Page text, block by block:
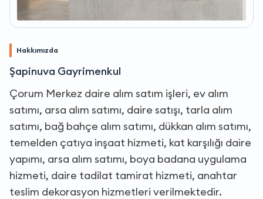
Hakkımızda
Şapinuva Gayrimenkul
Çorum Merkez daire alım satım işleri, ev alım
satımı, arsa alım satımı, daire satışı, tarla alım
satımı, bağ bahçe alım satımı, dükkan alım satımı,
temelden çatıya inşaat hizmeti, kat karşılığı daire
yapımı, arsa alım satımı, boya badana uygulama
hizmeti, daire tadilat tamirat hizmeti, anahtar
teslim dekorasyon hizmetleri verilmektedir.